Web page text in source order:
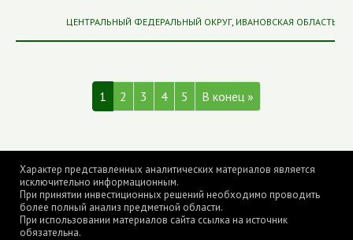
ЦЕНТРАЛЬНЫЙ ФЕДЕРАЛЬНЫЙ ОКРУГ, ИВАНОВСКАЯ ОБЛАСТЬ
1 2 3 4 5 В конец »
Характер представленных аналитических материалов является
исключительно информационным.
При принятии инвестиционных решений необходимо проводить
более полный анализ предметной области.
При использовании материалов сайта ссылка на источник
обязательна.